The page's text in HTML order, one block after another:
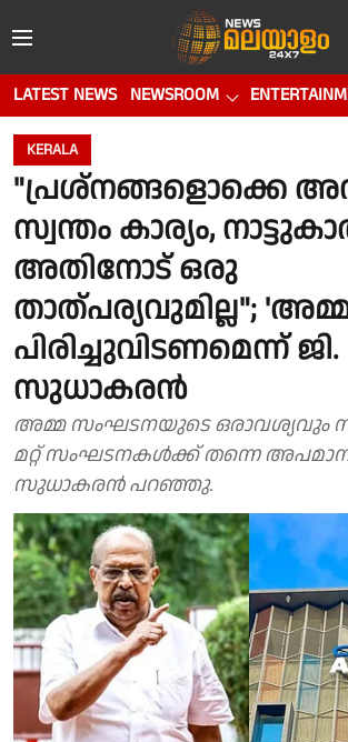
LATEST NEWS NEWSROOM
KERALA
"പ്രശ്നങ്ങളൊക്കെ
സ്വന്തം കാര്യം,
അതിനോട് ഒരു
താത്പര്യവുമില്ല";
പിരിച്ചുവിടണമെന്ന് ജി.
സുധാകരൻ
അമ്മ സംഘടനയുടെ ഒരാവശ്യവും
മറ്റ് സംഘടനകൾക്ക് തന്നെ
സുധാകരൻ പറഞ്ഞു.